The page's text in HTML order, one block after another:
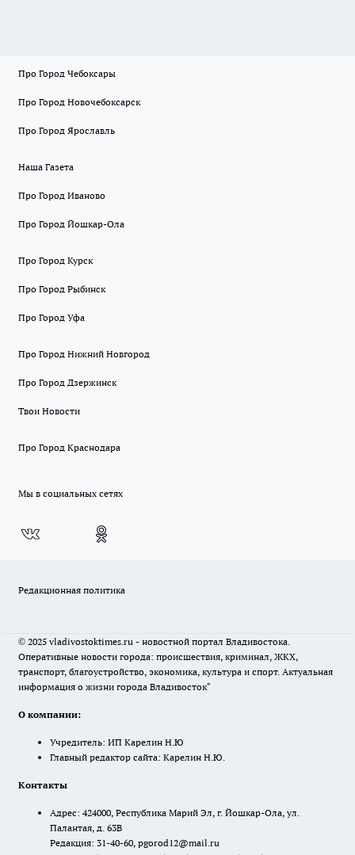
Про Город Чебоксары
Про Город Новочебоксарск
Про Город Ярославль
Наша Газета
Про Город Иваново
Про Город Йошкар-Ола
Про Город Курск
Про Город Рыбинск
Про Город Уфа
Про Город Нижний Новгород
Про Город Дзержинск
Твои Новости
Про Город Краснодара
Мы в социальных сетях
Редакционная политика
© 2025 vladivostoktimes.ru - новостной портал Владивостока.
Оперативные новости города: происшествия, криминал, ЖКХ,
транспорт, благоустройство, экономика, культура и спорт. Актуальная
информация о жизни города Владивосток"
О компании:
Учредитель: ИП Карелин Н.Ю
Главный редактор сайта: Карелин Н.Ю.
Контакты
Адрес: 424000, Республика Марий Эл, г. Йошкар-Ола, ул.
Палантая, д. 63В
Редакция: 31-40-60, pgorod12@mail.ru